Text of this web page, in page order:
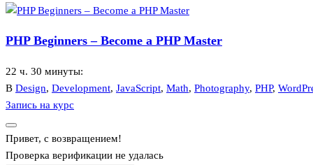
PHP Beginners – Become a PHP Master
22 ч. 30 минуты:
В Design, Development, JavaScript, Math, Photography, PHP,
Запись на курс
Привет, с возвращением!
Проверка верификации не удалась